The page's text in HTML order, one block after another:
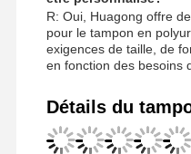
R: Oui, Huagong offre
pour le tampon en
exigences de taille, de
en fonction des besoins
Détails du